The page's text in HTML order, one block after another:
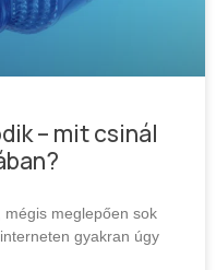
– mit csinál
meglepően sok
gyakran úgy